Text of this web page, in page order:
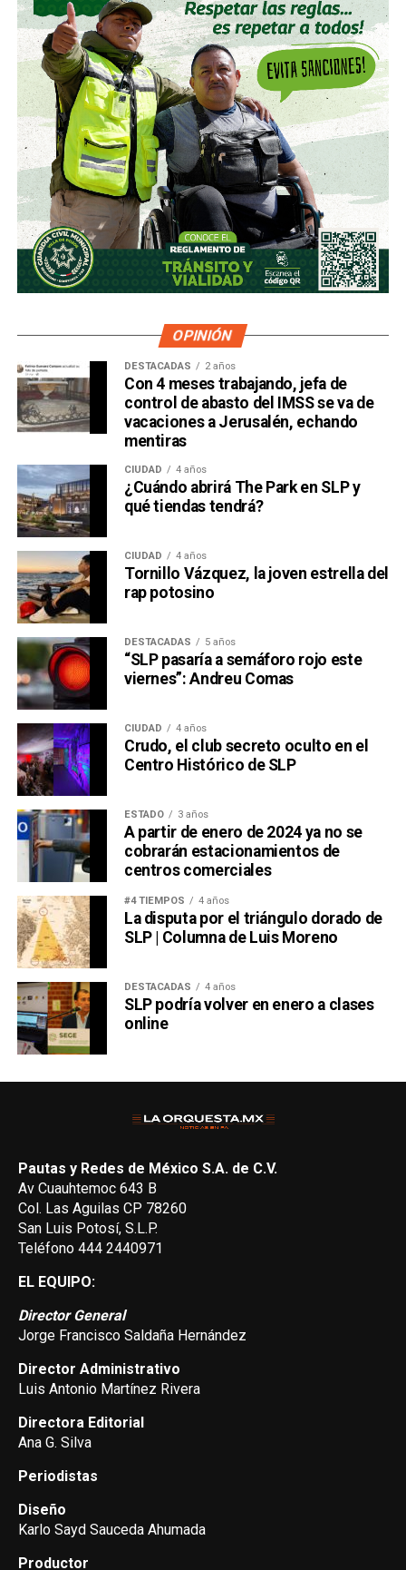
OPINIÓN
DESTACADAS 2 años
Con 4 meses trabajando, jefa de
control de abasto del IMSS se va de
vacaciones a Jerusalén, echando
mentiras
CIUDAD 4 años
¿Cuándo abrirá The Park en SLP y
qué tiendas tendrá?
CIUDAD 4 años
Tornillo Vázquez, la joven estrella del
rap potosino
DESTACADAS 5 años
“SLP pasaría a semáforo rojo este
viernes”: Andreu Comas
CIUDAD 4 años
Crudo, el club secreto oculto en el
Centro Histórico de SLP
ESTADO 3 años
A partir de enero de 2024 ya no se
cobrarán estacionamientos de
centros comerciales
#4 TIEMPOS 4 años
La disputa por el triángulo dorado de
SLP | Columna de Luis Moreno
DESTACADAS 4 años
SLP podría volver en enero a clases
online
Pautas y Redes de México S.A. de C.V.
Av Cuauhtemoc 643 B
Col. Las Aguilas CP 78260
San Luis Potosí, S.L.P.
Teléfono 444 2440971
EL EQUIPO:
Director General
Jorge Francisco Saldaña Hernández
Director Administrativo
Luis Antonio Martínez Rivera
Directora Editorial
Ana G. Silva
Periodistas
Diseño
Karlo Sayd Sauceda Ahumada
Productor